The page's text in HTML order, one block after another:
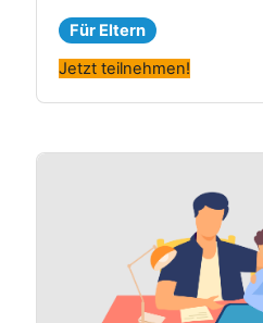
Für Eltern
Jetzt teilnehmen!